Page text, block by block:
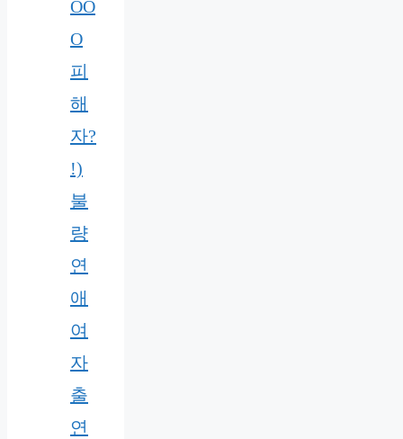
OO
O
피
해
자?
!)
불
량
연
애
여
자
출
연